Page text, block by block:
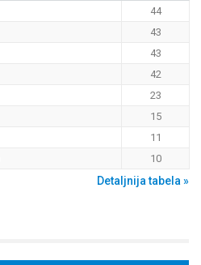
44
43
43
42
23
15
11
10
Detaljnija tabela »